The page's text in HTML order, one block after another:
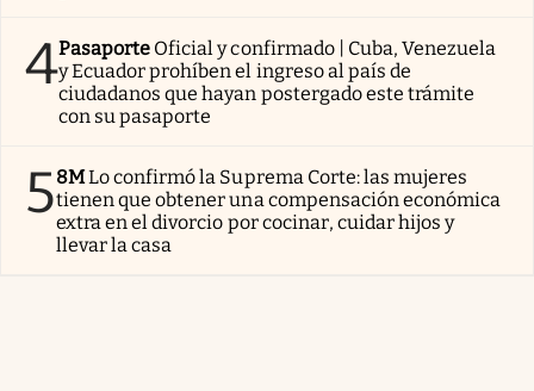
4Pasaporte Oficial y confirmado | Cuba, Venezuela
y Ecuador prohíben el ingreso al país de
ciudadanos que hayan postergado este trámite
con su pasaporte
58MLo confirmó la Suprema Corte: las mujeres
tienen que obtener una compensación económica
extra en el divorcio por cocinar, cuidar hijos y
llevar la casa